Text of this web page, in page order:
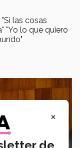
"Si las cosas
"Yo lo que quiero
×